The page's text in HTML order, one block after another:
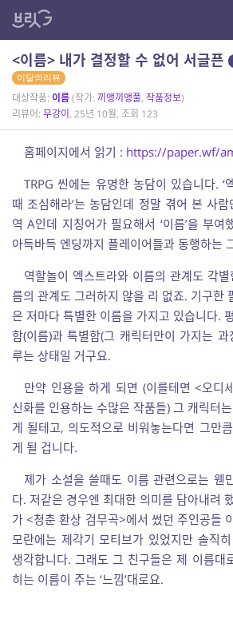
<이름> 내가 결정할 수 없어 서글픈
이달의리뷰
대상작품: 이름(작가: 끼앵끼앵풀, 작품정보)
리뷰어: 무강이, 25년 10월, 조회 123
홈페이지에서 읽기 : https://paper.wf/
TRPG 씬에는 유명한 농담이 있습니다. ‘
때 조심해라’는 농담인데 정말 겪어 본 사
역 A인데 지칭어가 필요해서 ‘이름’을 부여
아득바득 엔딩까지 플레이어들과 동행하는
역할놀이 엑스트라와 이름의 관계도 각
름의 관계도 그러하지 않을 리 없죠. 기구한
은 저마다 특별한 이름을 가지고 있습니다.
함(이름)과 특별함(그 캐릭터만이 가지는
루는 상태일 거구요.
만약 인용을 하게 되면 (이를테면 <오디
신화를 인용하는 수많은 작품들) 그 캐릭터
게 될테고, 의도적으로 비워놓는다면 그만
게 될 겁니다.
제가 소설을 쓸때도 이름 관련으로는 웬
다. 저같은 경우엔 최대한 의미를 담아내려
가 <청춘 환상 검무곡>에서 썼던 주인공들
모란에는 제각기 모티브가 있었지만 솔직
생각합니다. 그래도 그 친구들은 제 이름대
히는 이름이 주는 ‘느낌’대로요.